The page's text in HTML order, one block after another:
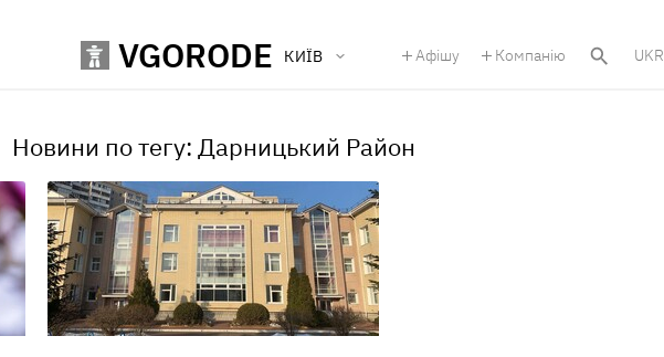
VGORODE КИЇВ Афішу Компанію UKR
Новини по тегу: Дарницький Район